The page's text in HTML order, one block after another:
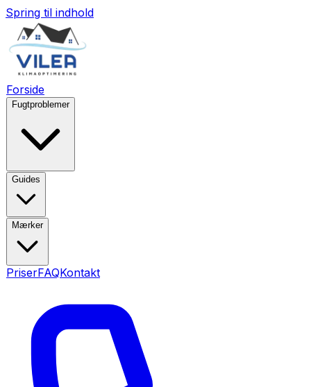
Spring til indhold
Forside
Fugtproblemer
Guides
Mærker
PriserFAQKontakt